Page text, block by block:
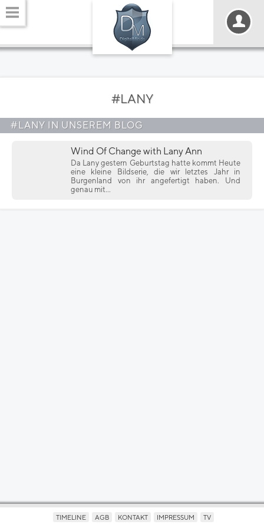
#LANY
#LANY IN UNSEREM BLOG
Wind Of Change with Lany Ann
Da Lany gestern Geburtstag hatte kommt Heute
eine kleine Bildserie, die wir letztes Jahr in
Burgenland von ihr angefertigt haben. Und
genau mit...
TIMELINE AGB KONTAKT IMPRESSUM TV